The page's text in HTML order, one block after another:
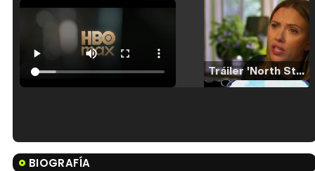
Tráiler 'North Star' (2023)
Tráiler en español de 'La isla olvidada'
BIOGRAFÍA